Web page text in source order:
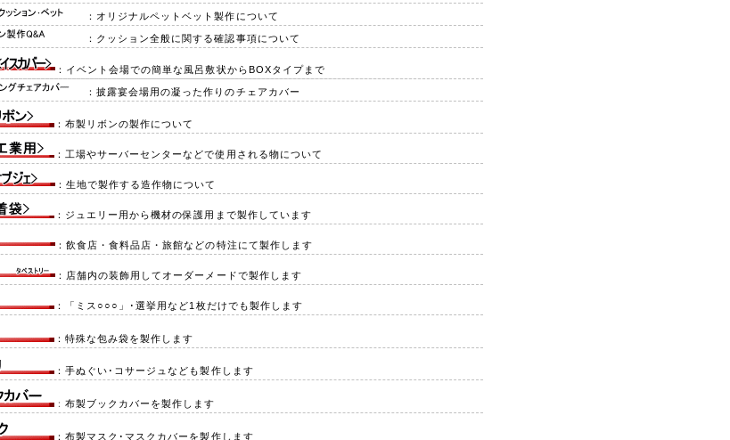
：オリジナルペットベット製作について
：クッション全般に関する確認事項について
：イベント会場での簡単な風呂敷状からBOXタイプまで
：披露宴会場用の凝った作りのチェアカバー
：布製リボンの製作について
：工場やサーバーセンターなどで使用される物について
：生地で製作する造作物について
：ジュエリー用から機材の保護用まで製作しています
：飲食店・食料品店・旅館などの特注にて製作します
：店舗内の装飾用してオーダーメードで製作します
：「ミス○○○」･選挙用など1枚だけでも製作します
：特殊な包み袋を製作します
：手ぬぐい･コサージュなども製作します
： 布製ブックカバーを製作します
：布製マスク･マスクカバーを製作します